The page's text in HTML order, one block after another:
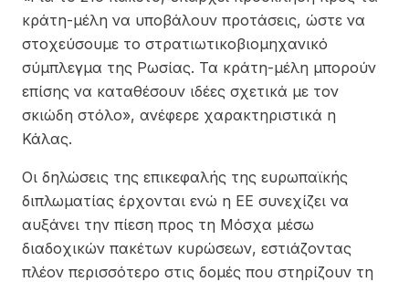
κράτη-μέλη να υποβάλουν προτάσεις, ώστε να
στοχεύσουμε το στρατιωτικοβιομηχανικό
σύμπλεγμα της Ρωσίας. Τα κράτη-μέλη μπορούν
επίσης να καταθέσουν ιδέες σχετικά με τον
σκιώδη στόλο», ανέφερε χαρακτηριστικά η
Κάλας.
Οι δηλώσεις της επικεφαλής της ευρωπαϊκής
διπλωματίας έρχονται ενώ η ΕΕ συνεχίζει να
αυξάνει την πίεση προς τη Μόσχα μέσω
διαδοχικών πακέτων κυρώσεων, εστιάζοντας
πλέον περισσότερο στις δομές που στηρίζουν τη